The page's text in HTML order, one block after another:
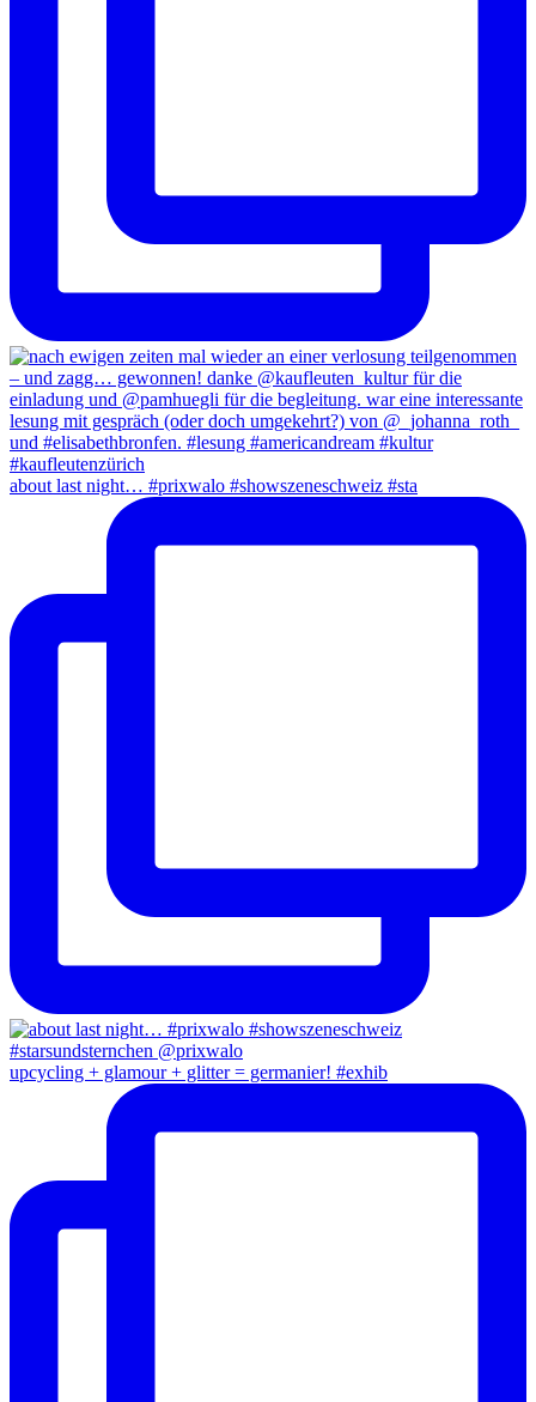
about last night… #prixwalo #showszeneschweiz #sta
upcycling + glamour + glitter = germanier! #exhib